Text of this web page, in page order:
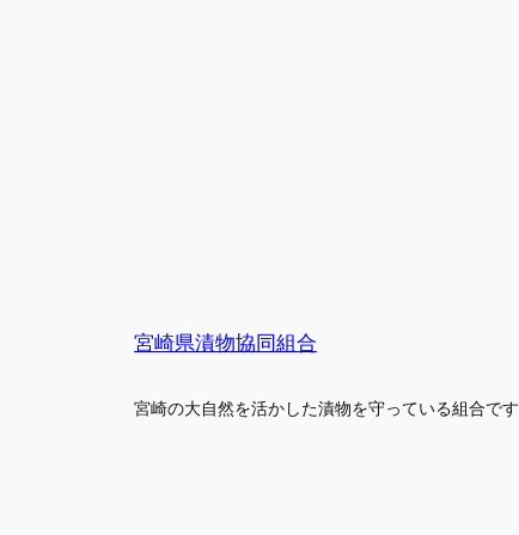
宮崎県漬物協同組合
宮崎の大自然を活かした漬物を守っている組合です